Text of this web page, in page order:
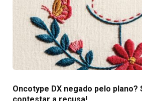
Oncotype DX negado pelo plano?